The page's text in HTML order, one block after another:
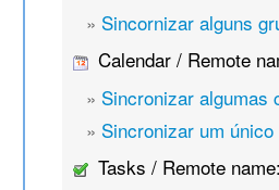
» Sincornizar alguns
Calendar / Remote
» Sincronizar algumas
» Sincronizar um único
Tasks / Remote name: